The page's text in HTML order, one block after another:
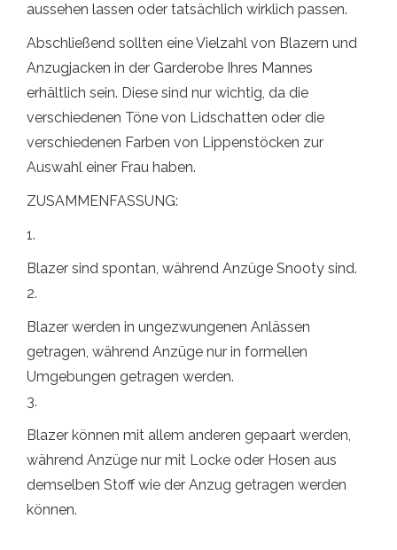
aussehen lassen oder tatsächlich wirklich passen.
Abschließend sollten eine Vielzahl von Blazern und
Anzugjacken in der Garderobe Ihres Mannes
erhältlich sein. Diese sind nur wichtig, da die
verschiedenen Töne von Lidschatten oder die
verschiedenen Farben von Lippenstöcken zur
Auswahl einer Frau haben.
ZUSAMMENFASSUNG:
1.
Blazer sind spontan, während Anzüge Snooty sind.
2.
Blazer werden in ungezwungenen Anlässen
getragen, während Anzüge nur in formellen
Umgebungen getragen werden.
3.
Blazer können mit allem anderen gepaart werden,
während Anzüge nur mit Locke oder Hosen aus
demselben Stoff wie der Anzug getragen werden
können.